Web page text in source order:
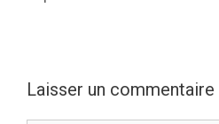
Laisser un commentaire